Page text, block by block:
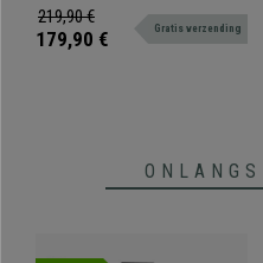
frame, houten blad.
219,90 €
179,90 € Gratis verzending
ONLANGS